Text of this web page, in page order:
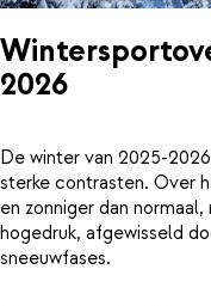
2026
De winter van 2025-
sterke contrasten. Over
en zonniger dan
hogedruk, afgewisseld
sneeuwfases.